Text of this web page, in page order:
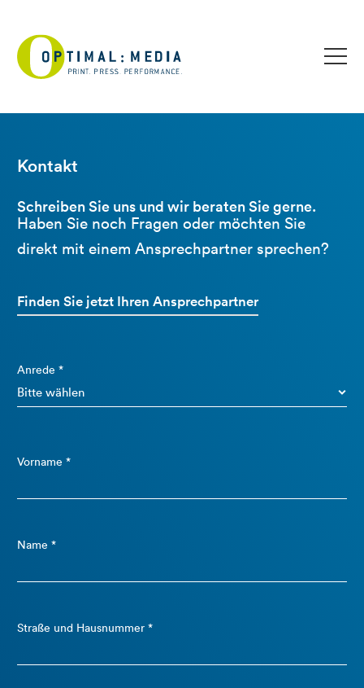
Kontakt
Schreiben Sie uns und wir beraten Sie gerne.
Haben Sie noch Fragen oder möchten Sie
direkt mit einem Ansprechpartner sprechen?
Finden Sie jetzt Ihren Ansprechpartner
Anrede *
Vorname *
Name *
Straße und Hausnummer *